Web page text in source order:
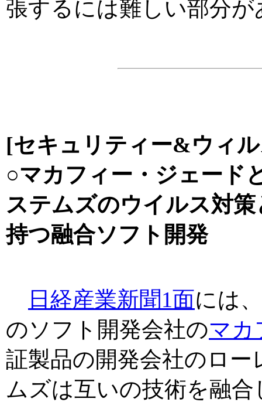
張するには難しい部分
[セキュリティー&ウィ
○マカフィー・ジェード
ステムズのウイルス対
持つ融合ソフト開発
日経産業新聞1面には
のソフト開発会社のマカ
証製品の開発会社のロ
ムズは互いの技術を融